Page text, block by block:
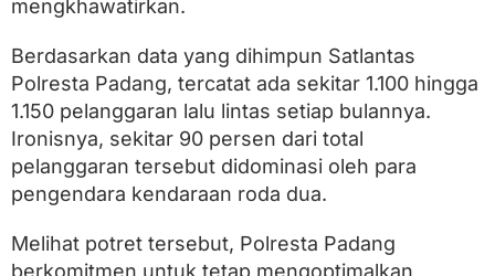
mengkhawatirkan.
Berdasarkan data yang dihimpun Satlantas
Polresta Padang, tercatat ada sekitar 1.100 hingga
1.150 pelanggaran lalu lintas setiap bulannya.
Ironisnya, sekitar 90 persen dari total
pelanggaran tersebut didominasi oleh para
pengendara kendaraan roda dua.
Melihat potret tersebut, Polresta Padang
berkomitmen untuk tetap mengoptimalkan